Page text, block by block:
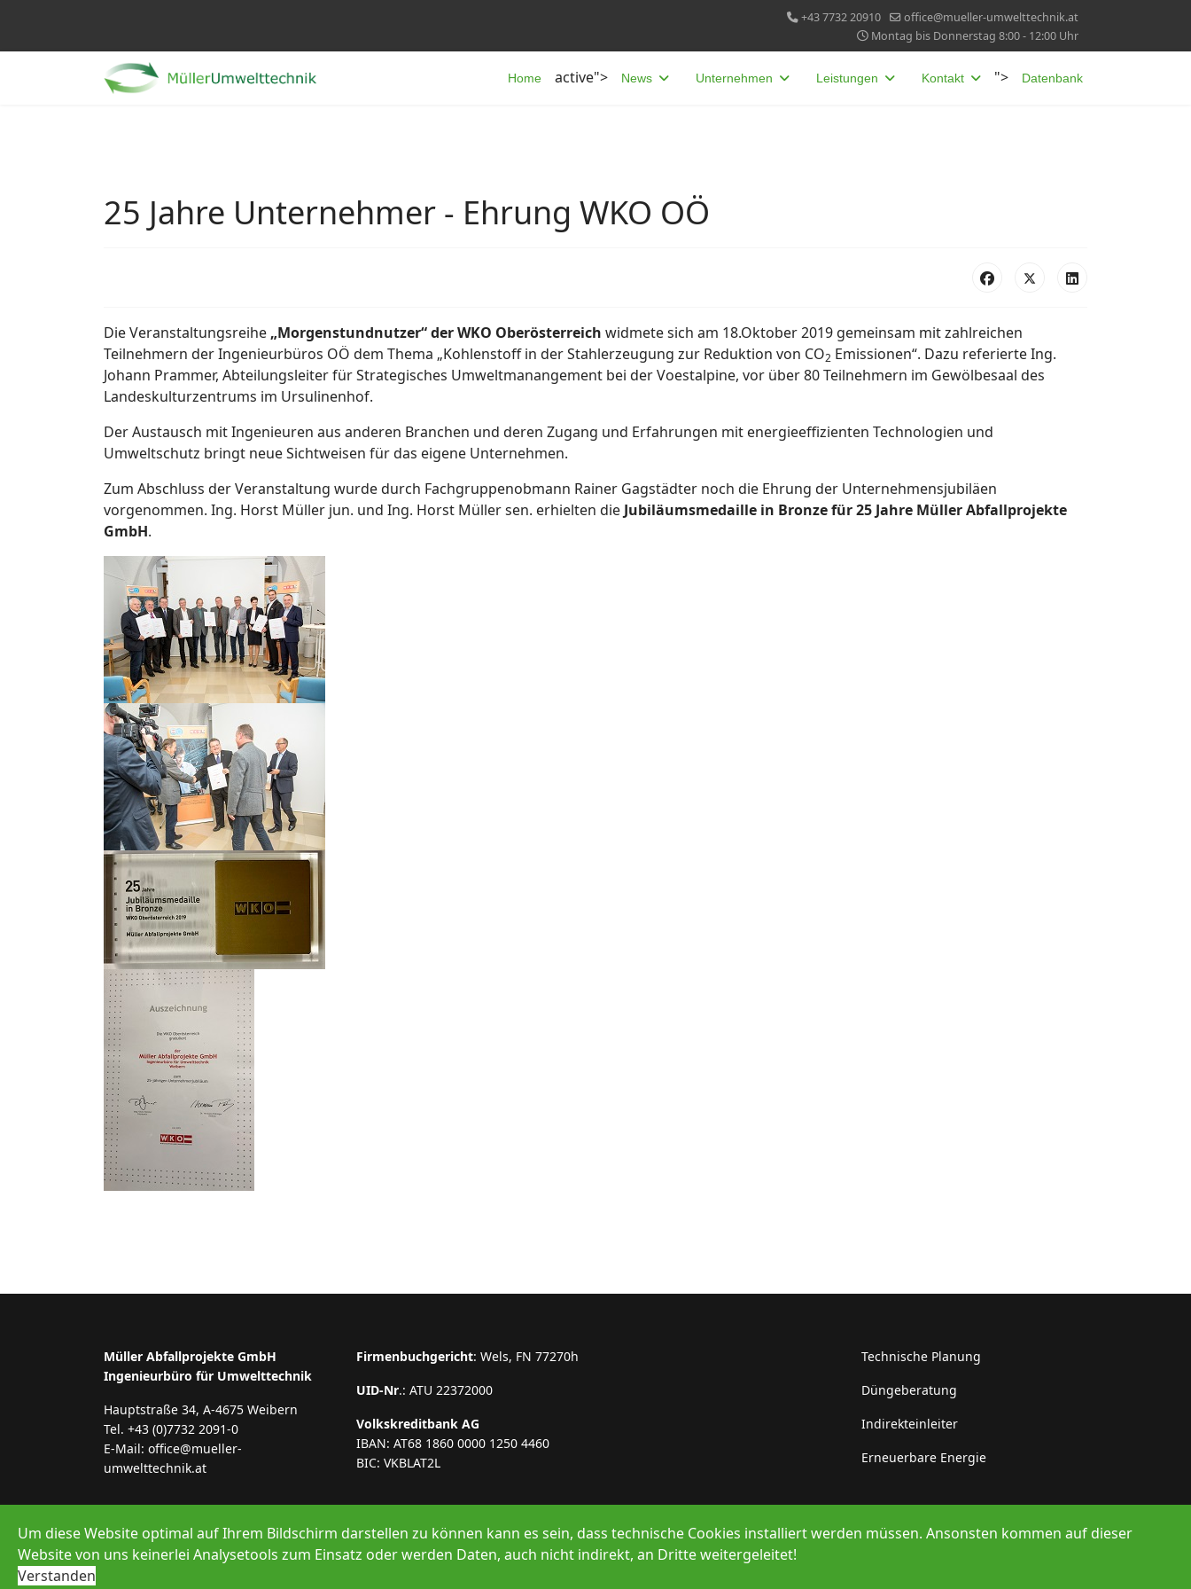
+43 7732 20910
office@mueller-umwelttechnik.at
Montag bis Donnerstag 8:00 - 12:00 Uhr
Home active"> News Unternehmen Leistungen Kontakt "> Datenbank
25 Jahre Unternehmer - Ehrung WKO OÖ
Die Veranstaltungsreihe „Morgenstundnutzer“ der WKO Oberösterreich widmete sich am 18.Oktober 2019 gemeinsam mit zahlreichen
Teilnehmern der Ingenieurbüros OÖ dem Thema „Kohlenstoff in der Stahlerzeugung zur Reduktion von CO2 Emissionen“. Dazu referierte Ing.
Johann Prammer, Abteilungsleiter für Strategisches Umweltmanangement bei der Voestalpine, vor über 80 Teilnehmern im Gewölbesaal des
Landeskulturzentrums im Ursulinenhof.
Der Austausch mit Ingenieuren aus anderen Branchen und deren Zugang und Erfahrungen mit energieeffizienten Technologien und
Umweltschutz bringt neue Sichtweisen für das eigene Unternehmen.
Zum Abschluss der Veranstaltung wurde durch Fachgruppenobmann Rainer Gagstädter noch die Ehrung der Unternehmensjubiläen
vorgenommen. Ing. Horst Müller jun. und Ing. Horst Müller sen. erhielten die Jubiläumsmedaille in Bronze für 25 Jahre Müller Abfallprojekte
GmbH.
Müller Abfallprojekte GmbH
Ingenieurbüro für Umwelttechnik
Hauptstraße 34, A-4675 Weibern
Tel. +43 (0)7732 2091-0
E-Mail: office@mueller-
umwelttechnik.at
Firmenbuchgericht: Wels, FN 77270h
UID-Nr.: ATU 22372000
Volkskreditbank AG
IBAN: AT68 1860 0000 1250 4460
BIC: VKBLAT2L
Technische Planung
Düngeberatung
Indirekteinleiter
Erneuerbare Energie
© 2026 Müller Abfallprojekte GmbH
Um diese Website optimal auf Ihrem Bildschirm darstellen zu können kann es sein, dass technische Cookies installiert werden müssen. Ansonsten kommen auf dieser
Website von uns keinerlei Analysetools zum Einsatz oder werden Daten, auch nicht indirekt, an Dritte weitergeleitet!
Verstanden